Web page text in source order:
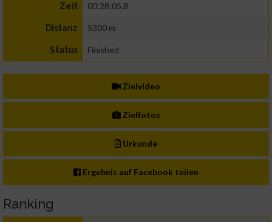
Zeit 00:28:05.8
Distanz 5300 m
Status Finished
Zielvideo
Zielfotos
Urkunde
Ergebnis auf Facebook teilen
Ranking